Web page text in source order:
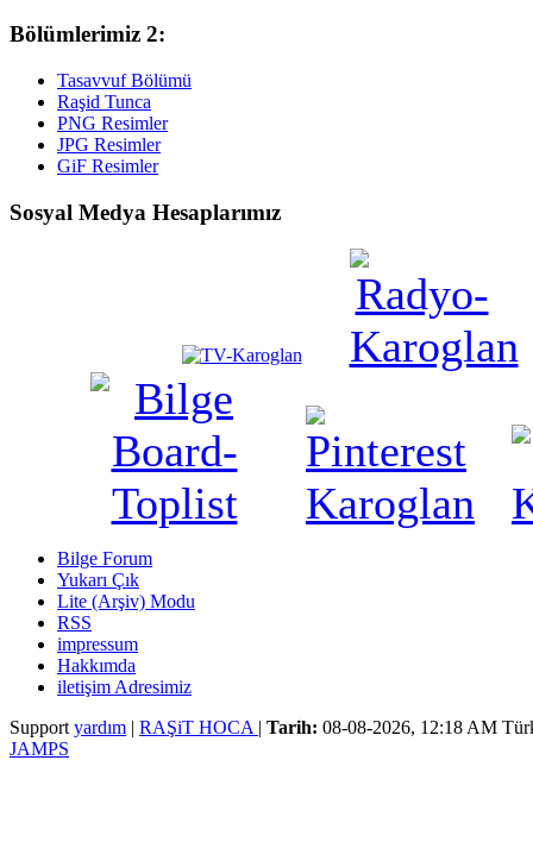
Bölümlerimiz 2:
Tasavvuf Bölümü
Raşid Tunca
PNG Resimler
JPG Resimler
GiF Resimler
Sosyal Medya Hesaplarımız
Bilge Forum
Yukarı Çık
Lite (Arşiv) Modu
RSS
impressum
Hakkımda
iletişim Adresimiz
Support yardım | RAŞiT HOCA | Tarih: 08-08-2026, 12:18 AM
JAMPS